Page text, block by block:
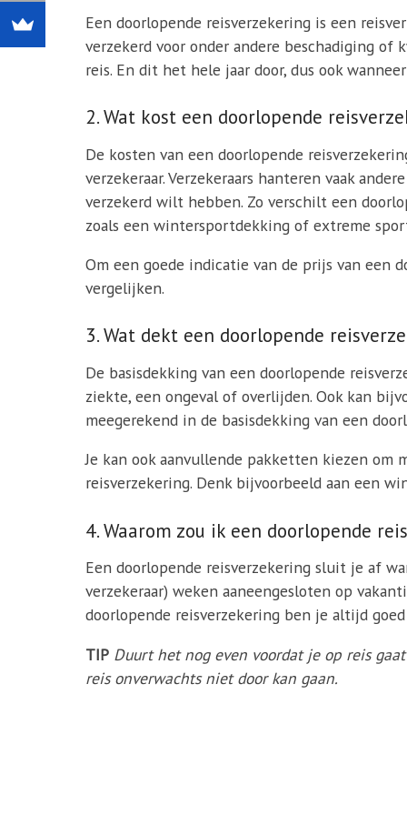
Een doorlopende reisverzekering is een
verzekerd voor onder andere beschadiging
reis. En dit het hele jaar door, dus ook
2. Wat kost een doorlopende
De kosten van een doorlopende
verzekeraar. Verzekeraars hanteren vaak
verzekerd wilt hebben. Zo verschilt een
zoals een wintersportdekking of extreme
Om een goede indicatie van de prijs van een
vergelijken.
3. Wat dekt een doorlopende
De basisdekking van een doorlopende
ziekte, een ongeval of overlijden. Ook kan
meegerekend in de basisdekking van een
Je kan ook aanvullende pakketten kiezen om
reisverzekering. Denk bijvoorbeeld aan een
4. Waarom zou ik een doorlopende
Een doorlopende reisverzekering sluit je af
verzekeraar) weken aaneengesloten op
doorlopende reisverzekering ben je altijd
TIP Duurt het nog even voordat je op reis
reis onverwachts niet door kan gaan.